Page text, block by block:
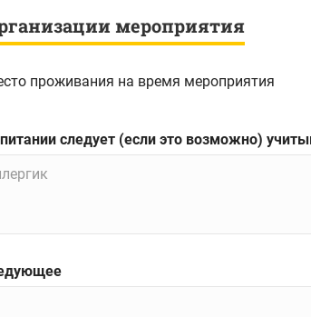
мероприятия
проживания на время мероприятия
следует (если это возможно)